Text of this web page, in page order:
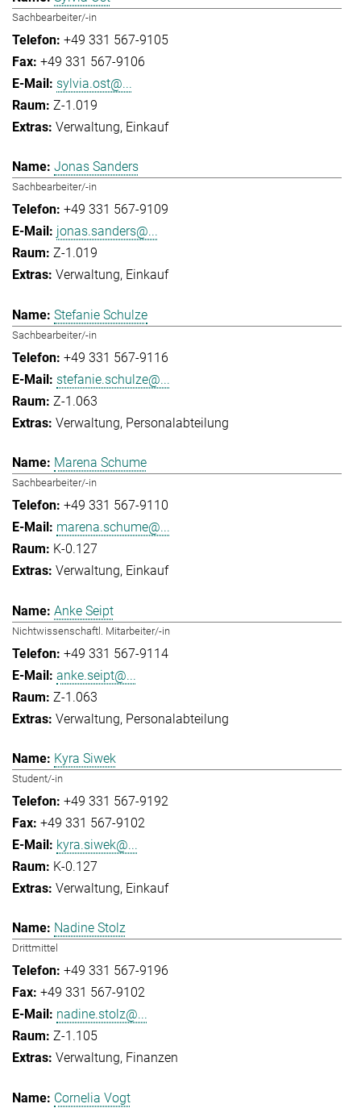
Sachbearbeiter/-in
+49 331 567-9105
+49 331 567-9106
sylvia.ost@...
Z-1.019
Verwaltung Einkauf
Jonas Sanders
Sachbearbeiter/-in
+49 331 567-9109
jonas.sanders@...
Z-1.019
Verwaltung Einkauf
Stefanie Schulze
Sachbearbeiter/-in
+49 331 567-9116
stefanie.schulze@...
Z-1.063
Verwaltung Personalabteilung
Marena Schume
Sachbearbeiter/-in
+49 331 567-9110
marena.schume@...
K-0.127
Verwaltung Einkauf
Anke Seipt
Nichtwissenschaftl. Mitarbeiter/-in
+49 331 567-9114
anke.seipt@...
Z-1.063
Verwaltung Personalabteilung
Kyra Siwek
Student/-in
+49 331 567-9192
+49 331 567-9102
kyra.siwek@...
K-0.127
Verwaltung Einkauf
Nadine Stolz
Drittmittel
+49 331 567-9196
+49 331 567-9102
nadine.stolz@...
Z-1.105
Verwaltung Finanzen
Cornelia Vogt